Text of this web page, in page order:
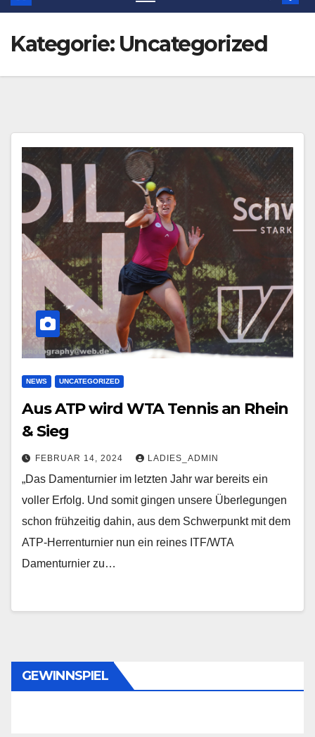
Kategorie: Uncategorized
NEWS UNCATEGORIZED
Aus ATP wird WTA Tennis an Rhein
& Sieg
FEBRUAR 14, 2024 LADIES_ADMIN
„Das Damenturnier im letzten Jahr war bereits ein
voller Erfolg. Und somit gingen unsere Überlegungen
schon frühzeitig dahin, aus dem Schwerpunkt mit dem
ATP-Herrenturnier nun ein reines ITF/WTA
Damenturnier zu…
GEWINNSPIEL